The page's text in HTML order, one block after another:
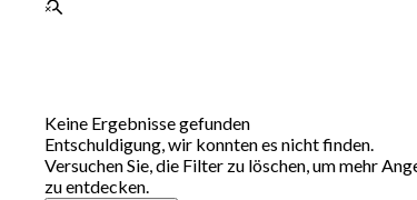
Keine Ergebnisse gefunden
Entschuldigung, wir konnten es nicht finden.
Versuchen Sie, die Filter zu löschen, um mehr
zu entdecken.